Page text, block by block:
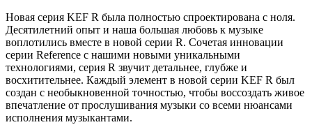
Новая серия KEF R была полностью спроектирована с ноля.
Десятилетний опыт и наша большая любовь к музыке
воплотились вместе в новой серии R. Сочетая инновации
серии Reference с нашими новыми уникальными
технологиями, серия R звучит детальнее, глубже и
восхитительнее. Каждый элемент в новой серии KEF R был
создан с необыкновенной точностью, чтобы воссоздать живое
впечатление от прослушивания музыки со всеми нюансами
исполнения музыкантами.